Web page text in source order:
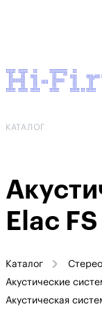
КАТАЛОГ
Elac
Каталог
Акустические
Акустическая